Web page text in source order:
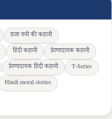
राजा रानी की कहानी
हिंदी कहानी
प्रेरणादायक कहानी
प्रेरणादायक हिंदी कहानी
T-Series
Hindi moral stories